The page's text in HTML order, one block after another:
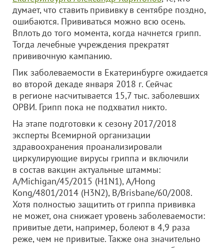
думает, что ставить прививку в сентябре поздно,
ошибаются. Прививаться можно всю осень.
Вплоть до того момента, когда начнется грипп.
Тогда лечебные учреждения прекратят
прививочную кампанию.
Пик заболеваемости в Екатеринбурге ожидается
во второй декаде января 2018 г. Сейчас
в регионе насчитывается 15,7 тыс. заболевших
ОРВИ. Грипп пока не подхватил никто.
На этапе подготовки к сезону 2017/2018
эксперты Всемирной организации
здравоохранения проанализировали
циркулирующие вирусы гриппа и включили
в состав вакцин актуальные штаммы:
А/Michigan/45/2015 (H1N1), А/Hong
Kong/4801/2014 (H3N2), В/Brisbane/60/2008.
Хотя полностью защитить от гриппа прививка
не может, она снижает уровень заболеваемости:
привитые дети, например, болеют в 4,9 раза
реже, чем не привитые. Также она значительно